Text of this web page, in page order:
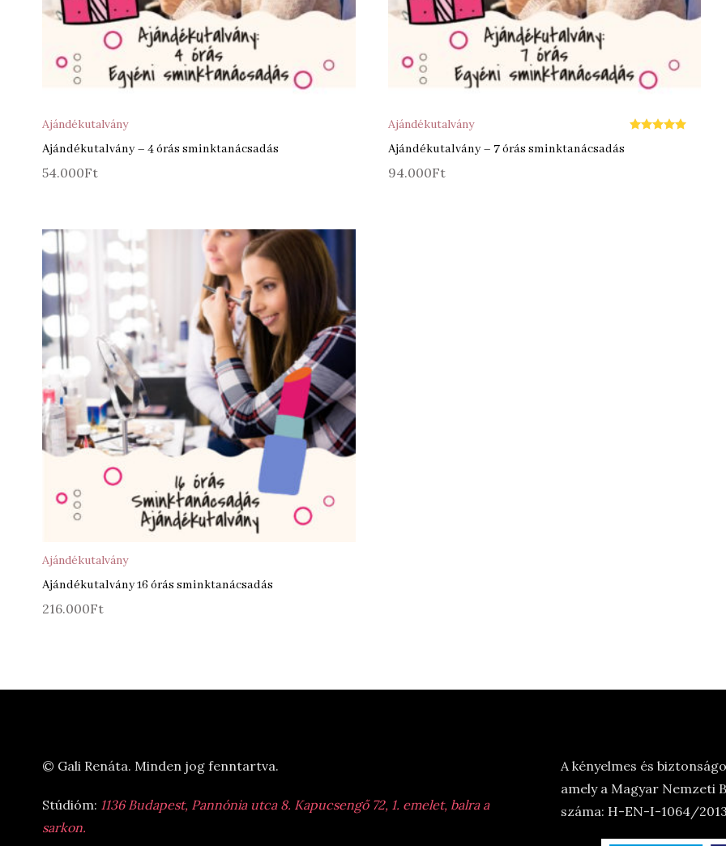
KOSÁRBA TESZEM
Ajándékutalvány
Ajándékutalvány – 4 órás sminktanácsadás
54.000Ft
Ajándékutalvány
Ajándékutalvány – 7 órás sminktanácsadás
94.000Ft
Ajándékutalvány
Ajándékutalvány 16 órás sminktanácsadás
216.000Ft
© Gali Renáta. Minden jog fenntartva.
Stúdióm: 1136 Budapest, Pannónia utca 8. Kapucsengő 72, 1. emelet, balra a
sarkon.
A kényelmes és
amely a Magyar Nemzeti
száma: H-EN-I-1064/